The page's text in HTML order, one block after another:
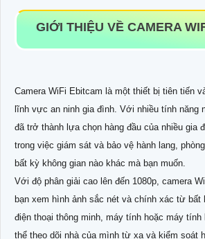
GIỚI THIỆU VỀ CAMERA
Camera WiFi Ebitcam là một thiết bị tiên tiến
lĩnh vực an ninh gia đình. Với nhiều tính năng
đã trở thành lựa chọn hàng đầu của nhiều gia
trong việc giám sát và bảo vệ hành lang,
bất kỳ không gian nào khác mà bạn muốn.
Với độ phân giải cao lên đến 1080p, camera
bạn xem hình ảnh sắc nét và chính xác từ bất
điện thoại thông minh, máy tính hoặc máy tính
thể theo dõi nhà của mình từ xa và kiểm soát